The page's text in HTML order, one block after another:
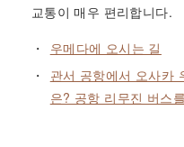
교통이 매우 편리합니다.
우메다에 오시는 길
관서 공항에서 오사카
은? 공항 리무진 버스